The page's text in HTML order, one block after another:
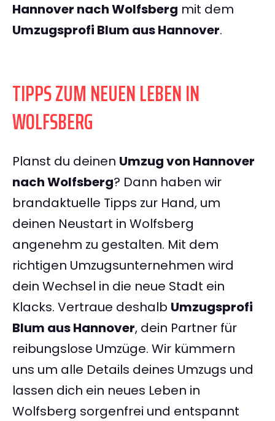
Hannover nach Wolfsberg mit dem
Umzugsprofi Blum aus Hannover.
TIPPS ZUM NEUEN LEBEN IN
WOLFSBERG
Planst du deinen Umzug von Hannover
nach Wolfsberg? Dann haben wir
brandaktuelle Tipps zur Hand, um
deinen Neustart in Wolfsberg
angenehm zu gestalten. Mit dem
richtigen Umzugsunternehmen wird
dein Wechsel in die neue Stadt ein
Klacks. Vertraue deshalb Umzugsprofi
Blum aus Hannover, dein Partner für
reibungslose Umzüge. Wir kümmern
uns um alle Details deines Umzugs und
lassen dich ein neues Leben in
Wolfsberg sorgenfrei und entspannt